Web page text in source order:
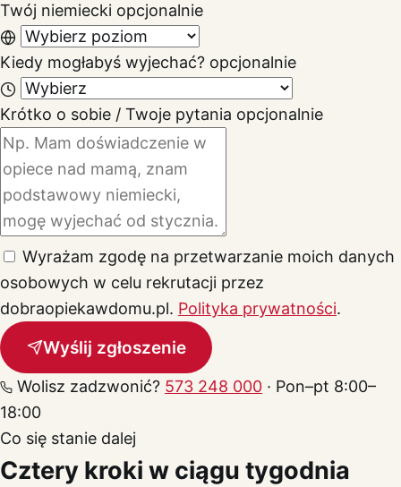
Twój niemiecki opcjonalnie
Kiedy mogłabyś wyjechać? opcjonalnie
Krótko o sobie / Twoje pytania opcjonalnie
Wyrażam zgodę na przetwarzanie moich danych
osobowych w celu rekrutacji przez
dobraopiekawdomu.pl. Polityka prywatności.
Wyślij zgłoszenie
Wolisz zadzwonić? 573 248 000 · Pon–pt 8:00–
18:00
Co się stanie dalej
Cztery kroki w ciągu tygodnia